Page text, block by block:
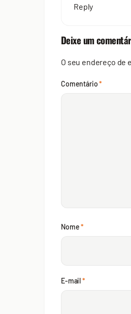
Reply
Deixe um
O seu endereço de
Comentário*
Nome*
E-mail*